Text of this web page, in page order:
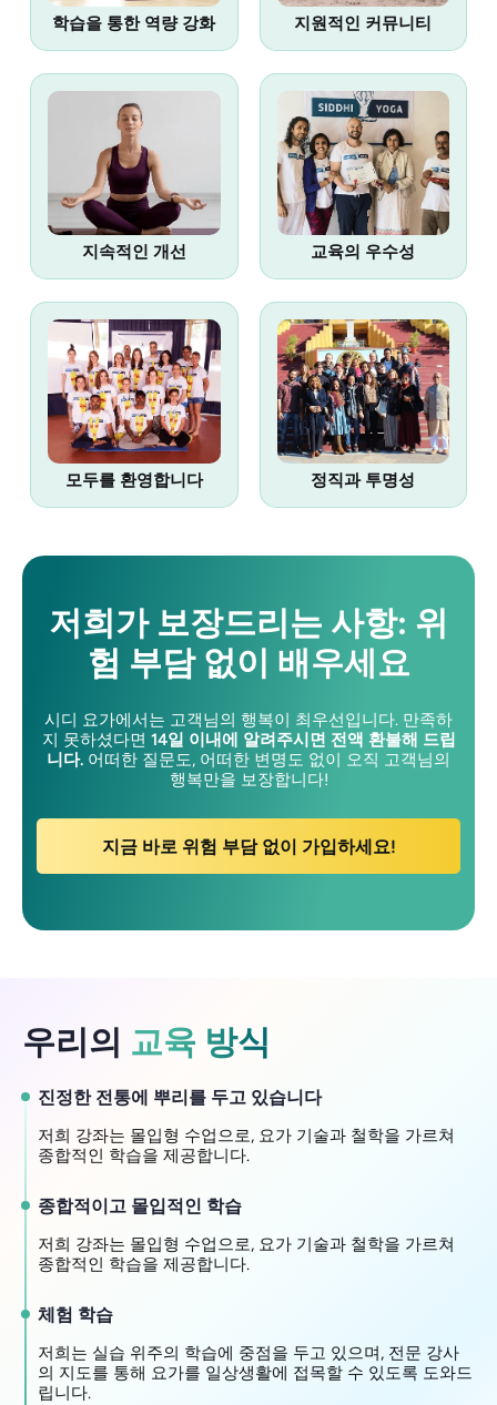
학습을 통한 역량 강화 지원적인 커뮤니티
지속적인 개선 교육의 우수성
모두를 환영합니다 정직과 투명성
저희가 보장드리는 사항: 위
험 부담 없이 배우세요
시디 요가에서는 고객님의 행복이 최우선입니다. 만족하
지 못하셨다면 14일 이내에 알려주시면 전액 환불해 드립
니다. 어떠한 질문도, 어떠한 변명도 없이 오직 고객님의
행복만을 보장합니다!
지금 바로 위험 부담 없이 가입하세요!
우리의 교육 방식
진정한 전통에 뿌리를 두고 있습니다
저희 강좌는 몰입형 수업으로, 요가 기술과 철학을 가르쳐
종합적인 학습을 제공합니다.
종합적이고 몰입적인 학습
저희 강좌는 몰입형 수업으로, 요가 기술과 철학을 가르쳐
종합적인 학습을 제공합니다.
체험 학습
저희는 실습 위주의 학습에 중점을 두고 있으며, 전문 강사
의 지도를 통해 요가를 일상생활에 접목할 수 있도록 도와드
립니다.